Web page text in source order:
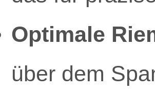
Optimale
über dem